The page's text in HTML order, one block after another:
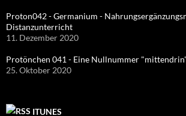
Proton042 - Germanium -
Distanzunterricht
11. Dezember 2020
Protönchen 041 - Eine Nullnummer
25. Oktober 2020
ITUNES